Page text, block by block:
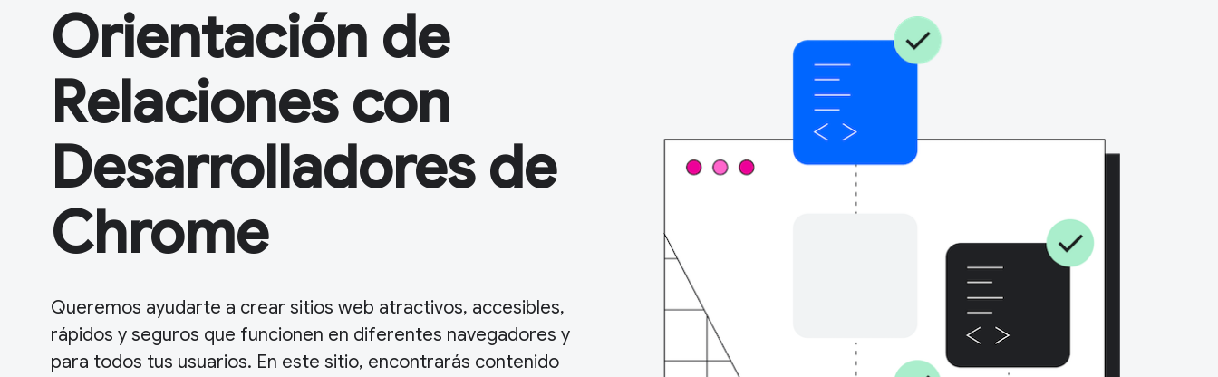
Orientación de
Relaciones con
Desarrolladores de
Chrome
Queremos ayudarte a crear sitios web atractivos, accesibles,
rápidos y seguros que funcionen en diferentes navegadores y
para todos tus usuarios. En este sitio, encontrarás contenido